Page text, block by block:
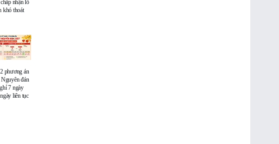
nhận lỗ
khó thoát
phương án
đán
7 ngày
liên tục